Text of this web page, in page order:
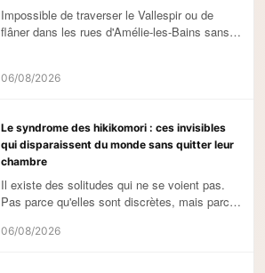
Impossible de traverser le Vallespir ou de
flâner dans les rues d'Amélie-les-Bains sans
06/08/2026
Le syndrome des hikikomori : ces invisibles
qui disparaissent du monde sans quitter leur
chambre
Il existe des solitudes qui ne se voient pas.
Pas parce qu'elles sont discrètes, mais parce
fermée. Pendant que le (...)
06/08/2026